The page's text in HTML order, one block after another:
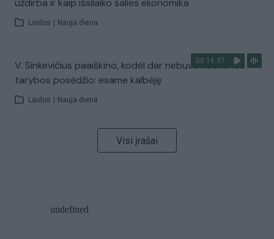
uždirba ir kaip išsilaiko šalies ekonomika
Laidos Nauja diena
00:16:37
V. Sinkevičius paaiškino, kodėl dar nebuvo Koalicinės
tarybos posėdžio: esame kalbėję
Laidos Nauja diena
Visi įrašai